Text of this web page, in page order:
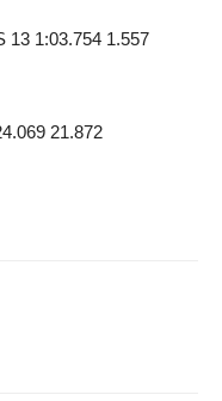
13 1:03.754 1.557
21.872